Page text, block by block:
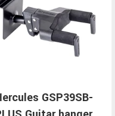
GSP39SB-